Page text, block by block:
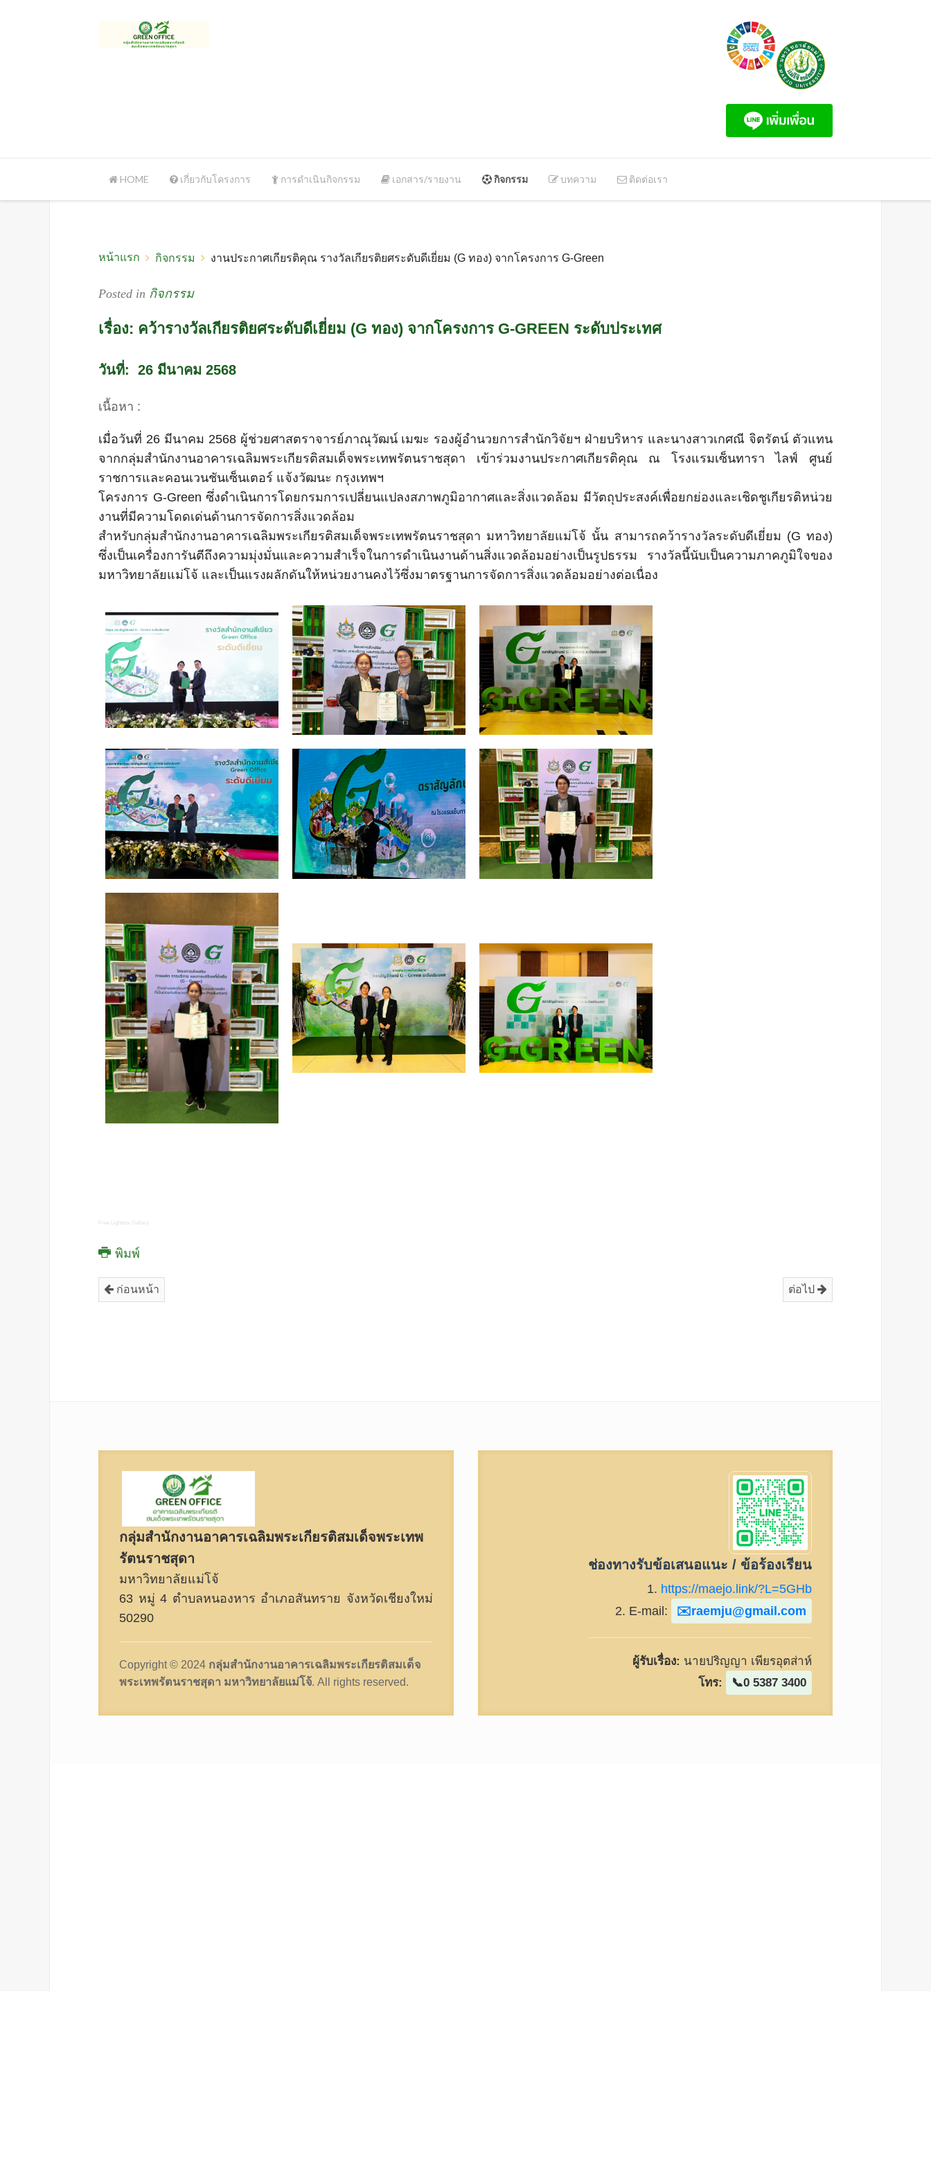
HOME เกี่ยวกับโครงการ การดำเนินกิจกรรม เอกสาร/รายงาน กิจกรรม บทความ ติดต่อเรา
หน้าแรก กิจกรรม งานประกาศเกียรติคุณ รางวัลเกียรติยศระดับดีเยี่ยม (G ทอง) จากโครงการ G-Green
Posted in กิจกรรม
เรื่อง: คว้ารางวัลเกียรติยศระดับดีเยี่ยม (G ทอง) จากโครงการ G-GREEN ระดับประเทศ
วันที่: 26 มีนาคม 2568
เนื้อหา :
เมื่อวันที่ 26 มีนาคม 2568 ผู้ช่วยศาสตราจารย์ภาณุวัฒน์ เมฆะ รองผู้อำนวยการสำนักวิจัยฯ ฝ่ายบริหาร และนางสาวเกศณี จิตรัตน์ ตัวแทน
จากกลุ่มสำนักงานอาคารเฉลิมพระเกียรติสมเด็จพระเทพรัตนราชสุดา เข้าร่วมงานประกาศเกียรติคุณ ณ โรงแรมเซ็นทารา ไลฟ์ ศูนย์
ราชการและคอนเวนชันเซ็นเตอร์ แจ้งวัฒนะ กรุงเทพฯ
โครงการ G-Green ซึ่งดำเนินการโดยกรมการเปลี่ยนแปลงสภาพภูมิอากาศและสิ่งแวดล้อม มีวัตถุประสงค์เพื่อยกย่องและเชิดชูเกียรติหน่วย
งานที่มีความโดดเด่นด้านการจัดการสิ่งแวดล้อม
สำหรับกลุ่มสำนักงานอาคารเฉลิมพระเกียรติสมเด็จพระเทพรัตนราชสุดา มหาวิทยาลัยแม่โจ้ นั้น สามารถคว้ารางวัลระดับดีเยี่ยม (G ทอง)
ซึ่งเป็นเครื่องการันตีถึงความมุ่งมั่นและความสำเร็จในการดำเนินงานด้านสิ่งแวดล้อมอย่างเป็นรูปธรรม รางวัลนี้นับเป็นความภาคภูมิใจของ
มหาวิทยาลัยแม่โจ้ และเป็นแรงผลักดันให้หน่วยงานคงไว้ซึ่งมาตรฐานการจัดการสิ่งแวดล้อมอย่างต่อเนื่อง
Free Lightbox Gallery
พิมพ์
ก่อนหน้า ต่อไป
กลุ่มสำนักงานอาคารเฉลิมพระเกียรติสมเด็จพระเทพ
รัตนราชสุดา
มหาวิทยาลัยแม่โจ้
63 หมู่ 4 ตำบลหนองหาร อำเภอสันทราย จังหวัดเชียงใหม่
50290
Copyright © 2024 กลุ่มสำนักงานอาคารเฉลิมพระเกียรติสมเด็จ
พระเทพรัตนราชสุดา มหาวิทยาลัยแม่โจ้. All rights reserved.
ช่องทางรับข้อเสนอแนะ / ข้อร้องเรียน
1. https://maejo.link/?L=5GHb
2. E-mail:
raemju@gmail.com
ผู้รับเรื่อง: นายปริญญา เพียรอุตส่าห์
โทร:
0 5387 3400